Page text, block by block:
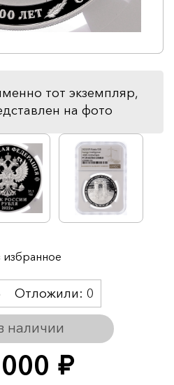
тот экземпляр,
на фото
руб.
наличии
Отложили: 0
избранное